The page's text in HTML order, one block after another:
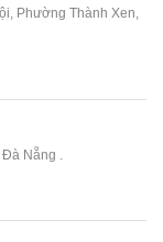
Phường Thành Xen,
Đà Nẵng .